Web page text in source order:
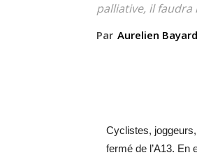
palliative, il faudra
Par Aurelien Bayard
Cyclistes,
fermé de l’A13. En